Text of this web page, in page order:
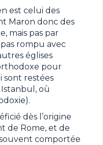
est celui des
Maron donc des
mais pas par
rompu avec
églises
pour
sont restées
où
dès l’origine
de Rome, et de
comportée